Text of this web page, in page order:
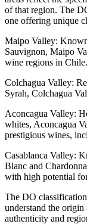
of that region. The
one offering unique
Maipo Valley:
Sauvignon, Maipo
wine regions in Chile.
Colchagua Valley:
Syrah, Colchagua
Aconcagua Valley:
whites, Aconcagua
prestigious wines,
Casablanca Valley:
Blanc and
with high potential
The DO
understand the
authenticity and